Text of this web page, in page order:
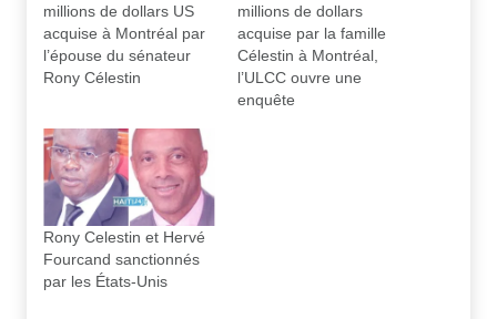
millions de dollars US
acquise à Montréal par
l’épouse du sénateur
Rony Célestin
millions de dollars
acquise par la famille
Célestin à Montréal,
l’ULCC ouvre une
enquête
Rony Celestin et Hervé
Fourcand sanctionnés
par les États-Unis